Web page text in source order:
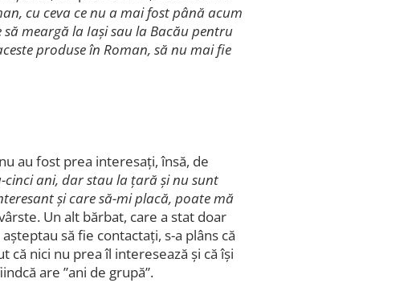
cu ceva ce nu a mai fost până acum
meargă la Iași sau la Bacău pentru
produse în Roman, să nu mai fie
au fost prea interesați, însă, de
cinci ani, dar stau la țară și nu sunt
și care să-mi placă, poate mă
Un alt bărbat, care a stat doar
să fie contactați, s-a plâns că
că nici nu prea îl interesează și că își
are ”ani de grupă”.